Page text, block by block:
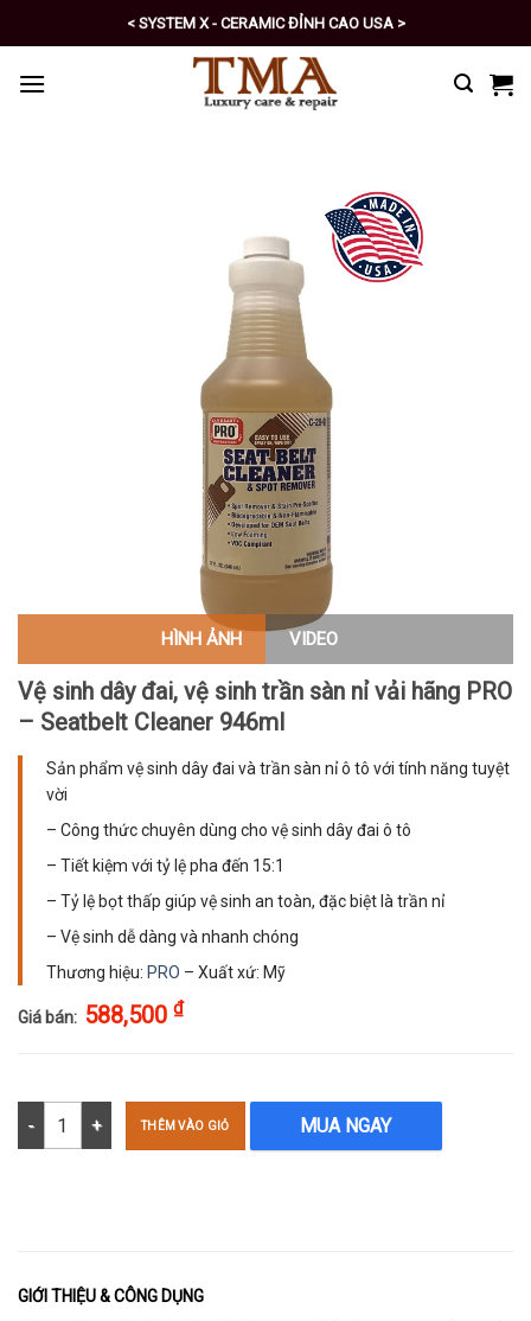
to
content
< SYSTEM X - CERAMIC ĐỈNH CAO USA >
< PRO - TỰ CHĂM SÓC XE SỐ 1 >
HÌNH ẢNH VIDEO
Vệ sinh dây đai, vệ sinh trần sàn nỉ vải hãng PRO
– Seatbelt Cleaner 946ml
Sản phẩm vệ sinh dây đai và trần sàn nỉ ô tô với tính năng tuyệt
vời
– Công thức chuyên dùng cho vệ sinh dây đai ô tô
– Tiết kiệm với tỷ lệ pha đến 15:1
– Tỷ lệ bọt thấp giúp vệ sinh an toàn, đặc biệt là trần nỉ
– Vệ sinh dễ dàng và nhanh chóng
Thương hiệu: PRO – Xuất xứ: Mỹ
Giá bán: 588,500 ₫
Vệ sinh dây đai, vệ sinh trần sàn nỉ vải hãng PRO - Seatbelt
THÊM VÀO GIỎ MUA NGAY
GIỚI THIỆU & CÔNG DỤNG